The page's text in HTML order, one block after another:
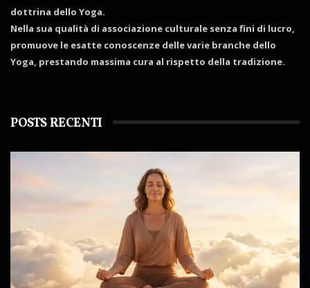
dottrina dello Yoga.
Nella sua qualità di associazione culturale senza fini di lucro,
promuove le esatte conoscenze delle varie branche dello
Yoga, prestando massima cura al rispetto della tradizione.
POSTS RECENTI